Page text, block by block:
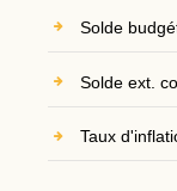
Solde
Solde ext.
Taux